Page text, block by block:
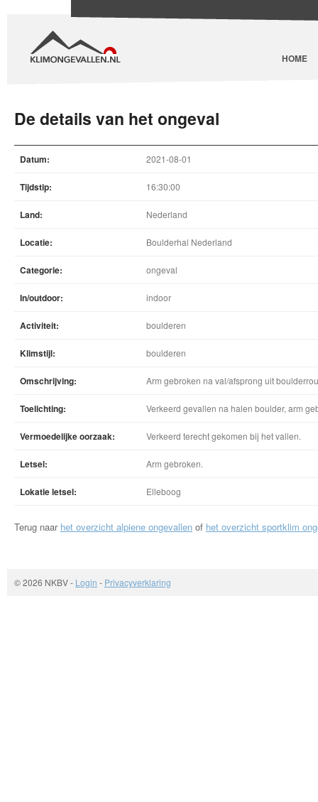
HOME
De details van het ongeval
Datum: 2021-08-01
Tijdstip: 16:30:00
Land: Nederland
Locatie: Boulderhal Nederland
Categorie: ongeval
In/outdoor: indoor
Activiteit: boulderen
Klimstijl: boulderen
Omschrijving: Arm gebroken na val/afsprong uit
Toelichting: Verkeerd gevallen na halen boulder, arm
Vermoedelijke oorzaak: Verkeerd terecht gekomen bij het vallen.
Letsel: Arm gebroken.
Lokatie letsel: Elleboog
Terug naar het overzicht alpiene ongevallen of het overzicht sportklim
© 2026 NKBV- Login - Privacyverklaring